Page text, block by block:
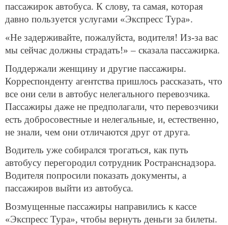
пассажирок автобуса. К слову, та самая, которая
давно пользуется услугами «Экспресс Тура».
«Не задерживайте, пожалуйста, водителя! Из-за вас
мы сейчас должны страдать!» – сказала пассажирка.
Поддержали женщину и другие пассажиры.
Корреспонденту агентства пришлось рассказать, что
все они сели в автобус нелегального перевозчика.
Пассажиры даже не предполагали, что перевозчики
есть добросовестные и нелегальные, и, естественно,
не знали, чем они отличаются друг от друга.
Водитель уже собирался трогаться, как путь
автобусу перегородил сотрудник Ространснадзора.
Водителя попросили показать документы, а
пассажиров выйти из автобуса.
Возмущенные пассажиры направились к кассе
«Экспресс Тура», чтобы вернуть деньги за билеты.